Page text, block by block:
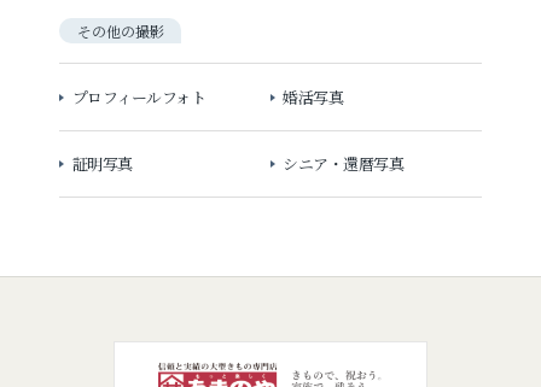
その他の撮影
プロフィールフォト 婚活写真
証明写真 シニア・還暦写真